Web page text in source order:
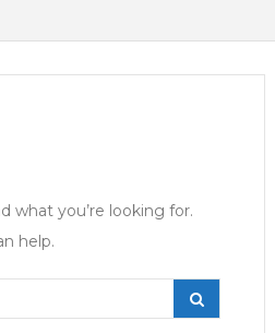
what you’re looking for.
help.